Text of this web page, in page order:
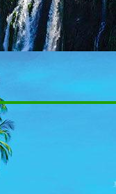
לך, באווירה